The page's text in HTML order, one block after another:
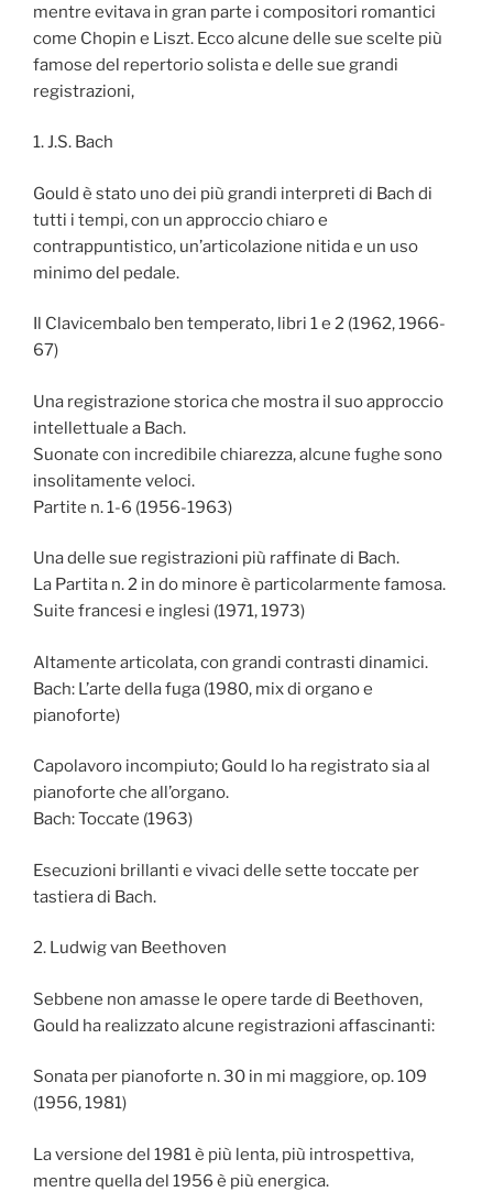
mentre evitava in gran parte i compositori romantici
come Chopin e Liszt. Ecco alcune delle sue scelte più
famose del repertorio solista e delle sue grandi
registrazioni,
1. J.S. Bach
Gould è stato uno dei più grandi interpreti di Bach di
tutti i tempi, con un approccio chiaro e
contrappuntistico, un’articolazione nitida e un uso
minimo del pedale.
Il Clavicembalo ben temperato, libri 1 e 2 (1962, 1966-
67)
Una registrazione storica che mostra il suo approccio
intellettuale a Bach.
Suonate con incredibile chiarezza, alcune fughe sono
insolitamente veloci.
Partite n. 1-6 (1956-1963)
Una delle sue registrazioni più raffinate di Bach.
La Partita n. 2 in do minore è particolarmente famosa.
Suite francesi e inglesi (1971, 1973)
Altamente articolata, con grandi contrasti dinamici.
Bach: L’arte della fuga (1980, mix di organo e
pianoforte)
Capolavoro incompiuto; Gould lo ha registrato sia al
pianoforte che all’organo.
Bach: Toccate (1963)
Esecuzioni brillanti e vivaci delle sette toccate per
tastiera di Bach.
2. Ludwig van Beethoven
Sebbene non amasse le opere tarde di Beethoven,
Gould ha realizzato alcune registrazioni affascinanti:
Sonata per pianoforte n. 30 in mi maggiore, op. 109
(1956, 1981)
La versione del 1981 è più lenta, più introspettiva,
mentre quella del 1956 è più energica.